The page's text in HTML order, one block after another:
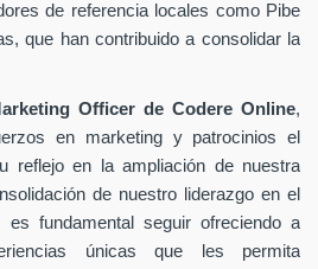
de referencia locales como Pibe
que han contribuido a consolidar la
Officer de Codere Online,
en marketing y patrocinios el
reflejo en la ampliación de nuestra
de nuestro liderazgo en el
es fundamental seguir ofreciendo a
únicas que les permita